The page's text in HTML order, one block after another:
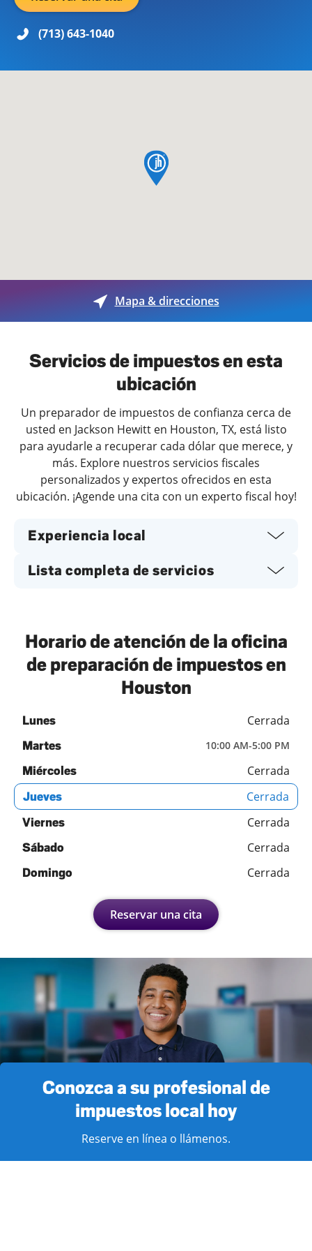
(713) 643-1040
pin de mapa
Mapa & direcciones
Servicios de impuestos en esta
ubicación
Un preparador de impuestos de confianza cerca de
usted en Jackson Hewitt en Houston, TX, está listo
para ayudarle a recuperar cada dólar que merece, y
más. Explore nuestros servicios fiscales
personalizados y expertos ofrecidos en esta
ubicación. ¡Agende una cita con un experto fiscal hoy!
Experiencia local
Lista completa de servicios
Horario de atención de la oficina
de preparación de impuestos en
Houston
Lunes Cerrada
Martes 10:00 AM-5:00 PM
Miércoles Cerrada
Jueves Cerrada
Viernes Cerrada
Sábado Cerrada
Domingo Cerrada
Reservar una cita
Conozca a su profesional de
impuestos local hoy
Reserve en línea o llámenos.